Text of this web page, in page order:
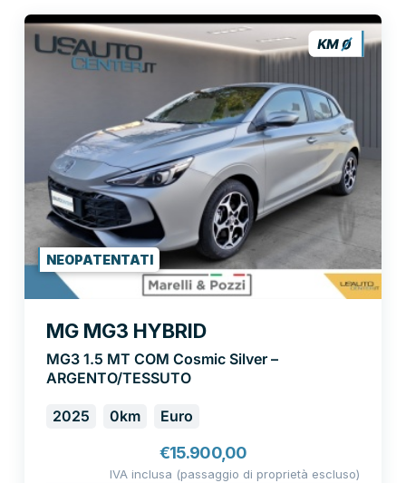
NEOPATENTATI
MG MG3 HYBRID
MG3 1.5 MT COM Cosmic Silver –
ARGENTO/TESSUTO
2025 0km Euro
€15.900,00
IVA inclusa (passaggio di proprietà escluso)